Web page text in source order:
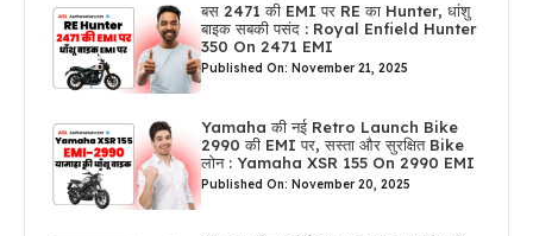
बस 2471 की EMI पर RE का Hunter, धांशु
बाइक सबकी पसंद : Royal Enfield Hunter
350 On 2471 EMI
Published On: November 21, 2025
Yamaha की नई Retro Launch Bike
2990 की EMI पर, सस्ता और सुरक्षित Bike
लोन : Yamaha XSR 155 On 2990 EMI
Published On: November 20, 2025